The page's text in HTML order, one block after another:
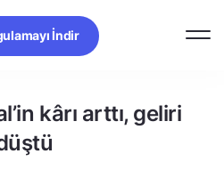
İndir
kârı arttı, geliri